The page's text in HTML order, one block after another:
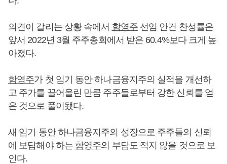
의견이 갈리는 상황 속에서 함영주선임 안건 찬성률은
앞서 2022년 3월 주주총회에서 받은 60.4%보다 크게 높
아졌다.
함영주가 첫 임기 동안 하나금융지주의 실적을 개선하
고 주가를 끌어올린 만큼 주주들로부터 강한 신뢰를 얻
은 것으로 풀이됐다.
새 임기 동안 하나금융지주의 성장으로 주주들의 신뢰
에 보답해야 하는 함영주의 부담도 적지 않을 것으로 보
인다.